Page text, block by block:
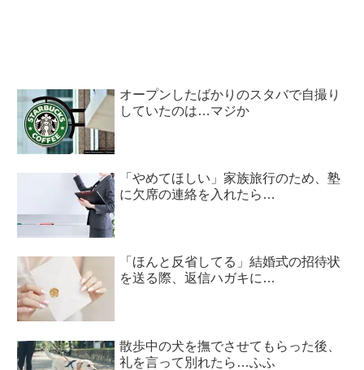
オープンしたばかりのスタバで自撮り
していたのは…マジか
「やめてほしい」家族旅行のため、塾
に欠席の連絡を入れたら…
「ほんと反省してる」結婚式の招待状
を送る際、返信ハガキに…
散歩中の犬を撫でさせてもらった後、
礼を言って別れたら…ふふ